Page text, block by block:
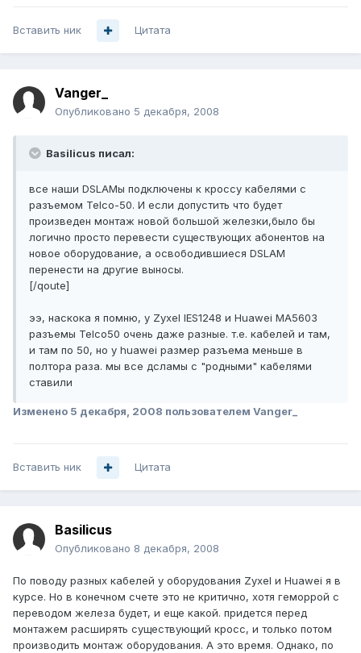
Вставить ник Цитата
Vanger_
Опубликовано 5 декабря, 2008
Basilicus писал:
все наши DSLAMы подключены к кроссу кабелями с
разъемом Telco-50. И если допустить что будет
произведен монтаж новой большой железки,было бы
логично просто перевести существующих абонентов на
новое оборудование, а освободившиеся DSLAM
перенести на другие выносы.
[/qoute]
ээ, наскока я помню, у Zyxel IES1248 и Huawei MA5603
разъемы Telco50 очень даже разные. т.е. кабелей и там,
и там по 50, но у huawei размер разъема меньше в
полтора раза. мы все дсламы с "родными" кабелями
ставили
Изменено 5 декабря, 2008 пользователем Vanger_
Вставить ник Цитата
Basilicus
Опубликовано 8 декабря, 2008
По поводу разных кабелей у оборудования Zyxel и Huawei я в
курсе. Но в конечном счете это не критично, хотя геморрой с
переводом железа будет, и еще какой. придется перед
монтажем расширять существующий кросс, и только потом
производить монтаж оборудования. А это время. Однако, по